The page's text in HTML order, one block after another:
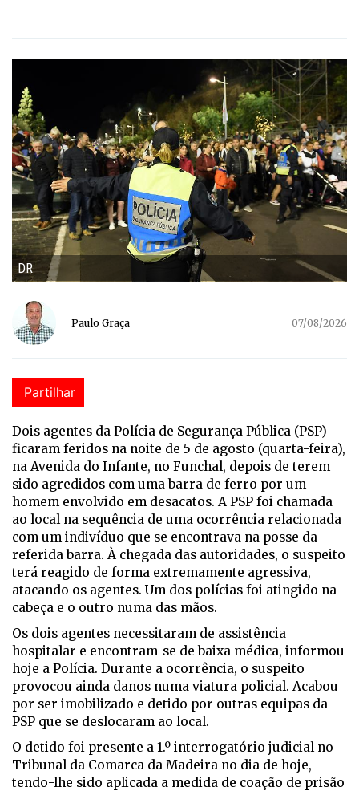
DR
Paulo Graça 07/08/2026
Partilhar
Dois agentes da Polícia de Segurança Pública (PSP)
ficaram feridos na noite de 5 de agosto (quarta-feira),
na Avenida do Infante, no Funchal, depois de terem
sido agredidos com uma barra de ferro por um
homem envolvido em desacatos. A PSP foi chamada
ao local na sequência de uma ocorrência relacionada
com um indivíduo que se encontrava na posse da
referida barra. À chegada das autoridades, o suspeito
terá reagido de forma extremamente agressiva,
atacando os agentes. Um dos polícias foi atingido na
cabeça e o outro numa das mãos.
Os dois agentes necessitaram de assistência
hospitalar e encontram-se de baixa médica, informou
hoje a Polícia. Durante a ocorrência, o suspeito
provocou ainda danos numa viatura policial. Acabou
por ser imobilizado e detido por outras equipas da
PSP que se deslocaram ao local.
O detido foi presente a 1.º interrogatório judicial no
Tribunal da Comarca da Madeira no dia de hoje,
tendo-lhe sido aplicada a medida de coação de prisão